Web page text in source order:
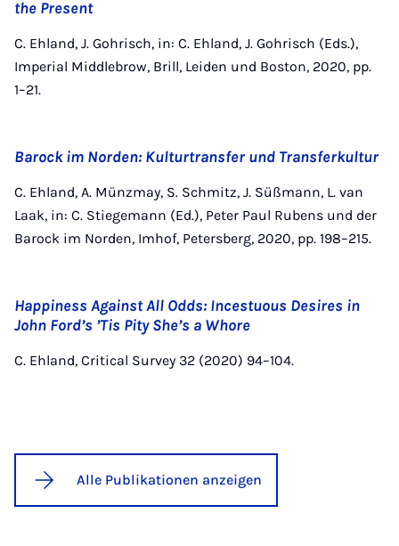
the Present
C. Ehland, J. Gohrisch, in: C. Ehland, J. Gohrisch (Eds.),
Imperial Middlebrow, Brill, Leiden und Boston, 2020, pp.
1–21.
Barock im Norden: Kulturtransfer und Transferkultur
C. Ehland, A. Münzmay, S. Schmitz, J. Süßmann, L. van
Laak, in: C. Stiegemann (Ed.), Peter Paul Rubens und der
Barock im Norden, Imhof, Petersberg, 2020, pp. 198–215.
Happiness Against All Odds: Incestuous Desires in
John Ford’s ’Tis Pity She’s a Whore
C. Ehland, Critical Survey 32 (2020) 94–104.
Alle Publikationen anzeigen